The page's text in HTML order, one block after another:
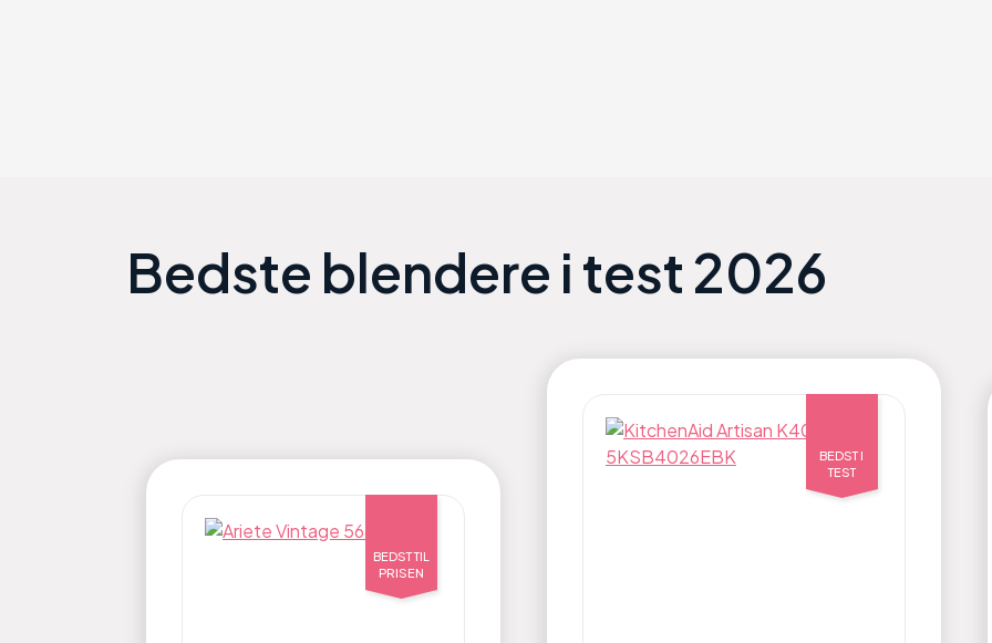
Bedste blendere i test 2026
BEDST TIL
PRISEN
BEDST I
TEST